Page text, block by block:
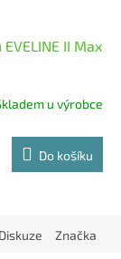
II Max
u výrobce
Do košíku
Diskuze Značka